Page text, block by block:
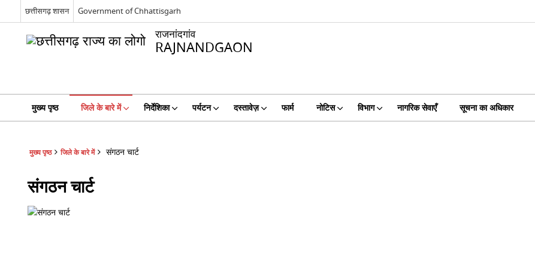
छत्तीसगढ़ शासन Government of Chhattisgarh
राजनांदगांव
RAJNANDGAON
मुख्य पृष्ठ जिले के बारे में निर्देशिका पर्यटन दस्तावेज़ फार्म नोटिस विभाग नागरिक सेवाएँ सूचना का अधिकार
मुख्य पृष्ठ जिले के बारे में संगठन चार्ट
संगठन चार्ट